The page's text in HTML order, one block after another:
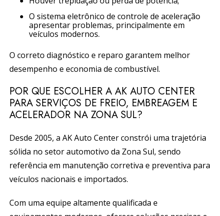
O sistema eletrônico de controle de aceleração
apresentar problemas, principalmente em
veículos modernos.
O correto diagnóstico e reparo garantem melhor
desempenho e economia de combustível.
POR QUE ESCOLHER A AK AUTO CENTER
PARA SERVIÇOS DE FREIO, EMBREAGEM E
ACELERADOR NA ZONA SUL?
Desde 2005, a AK Auto Center constrói uma trajetória
sólida no setor automotivo da Zona Sul, sendo
referência em manutenção corretiva e preventiva para
veículos nacionais e importados.
Com uma equipe altamente qualificada e